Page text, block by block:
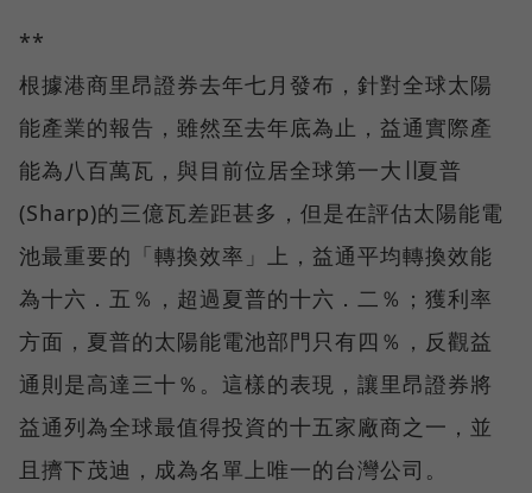
**
根據港商里昂證券去年七月發布，針對全球太陽
能產業的報告，雖然至去年底為止，益通實際產
能為八百萬瓦，與目前位居全球第一大∣∣夏普
(Sharp)的三億瓦差距甚多，但是在評估太陽能電
池最重要的「轉換效率」上，益通平均轉換效能
為十六．五％，超過夏普的十六．二％；獲利率
方面，夏普的太陽能電池部門只有四％，反觀益
通則是高達三十％。這樣的表現，讓里昂證券將
益通列為全球最值得投資的十五家廠商之一，並
且擠下茂迪，成為名單上唯一的台灣公司。